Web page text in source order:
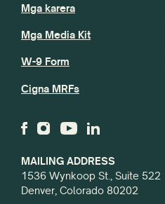
MAILING ADDRESS
1536 Wynkoop St., Suite 522
Denver, Colorado 80202
Mga karera
Mga Media Kit
W-9 Form
Cigna MRFs